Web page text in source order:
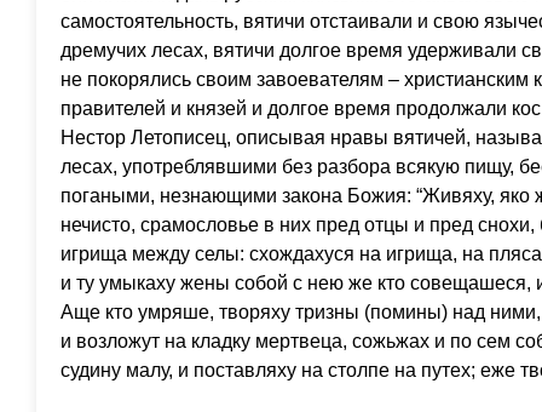
самостоятельность, вятичи отстаивали и свою
дремучих лесах, вятичи долгое время удерживали
не покорялись своим завоевателям – христианским
правителей и князей и долгое время продолжали
Нестор Летописец, описывая нравы вятичей,
лесах, употреблявшими без разбора всякую пищу,
погаными, незнающими закона Божия: “Живяху, яко
нечисто, срамословье в них пред отцы и пред
игрища между селы: схождахуся на игрища, на
и ту умыкаху жены собой с нею же кто совещашеся,
Аще кто умряше, творяху тризны (помины) над ними,
и возложут на кладку мертвеца, сожьжах и по сем
судину малу, и поставляху на столпе на путех; еже